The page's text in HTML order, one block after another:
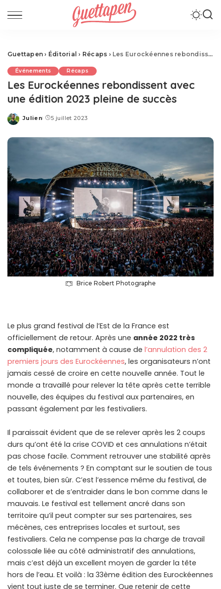
Guettapen › Éditorial › Récaps › Les Eurockéennes rebondissent avec une édition 2023 pleine de succès
Événements Récaps
Les Eurockéennes rebondissent avec
une édition 2023 pleine de succès
Posted
Julien 5 juillet 2023
Brice Robert Photographe
Le plus grand festival de l’Est de la France est
officiellement de retour. Après une année 2022 très
compliquée, notamment à cause de l’annulation des 2
premiers jours des Eurockéennes, les organisateurs n’ont
jamais cessé de croire en cette nouvelle année. Tout le
monde a travaillé pour relever la tête après cette terrible
nouvelle, des équipes du festival aux partenaires, en
passant également par les festivaliers.
Il paraissait évident que de se relever après les 2 coups
durs qu’ont été la crise COVID et ces annulations n’était
pas chose facile. Comment retrouver une stabilité après
de tels événements ? En comptant sur le soutien de tous
et toutes, bien sûr. C’est l’essence même du festival, de
collaborer et de s’entraider dans le bon comme dans le
mauvais. Le festival est tellement ancré dans son
territoire qu’il peut compter sur ses partenaires, ses
mécènes, ces entreprises locales et surtout, ses
festivaliers. Cela ne compense pas la charge de travail
colossale liée au côté administratif des annulations,
mais c’est déjà un excellent moyen de garder la tête
hors de l’eau. Et voilà : la 33ème édition des Eurockéennes
vient tout juste de se terminer. Que retenir de cette